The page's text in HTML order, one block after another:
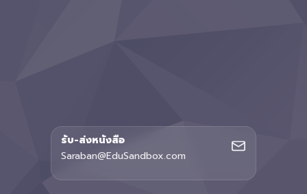
รับ-ส่งหนังสือ
Saraban@EduSandbox.com